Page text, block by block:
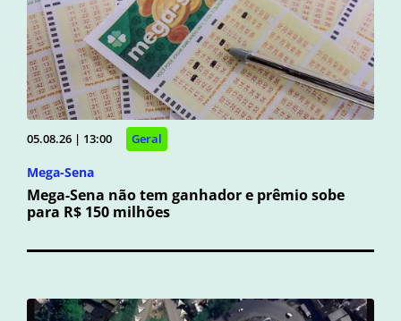
05.08.26 | 13:00 Geral
Mega-Sena
Mega-Sena não tem ganhador e prêmio sobe
para R$ 150 milhões